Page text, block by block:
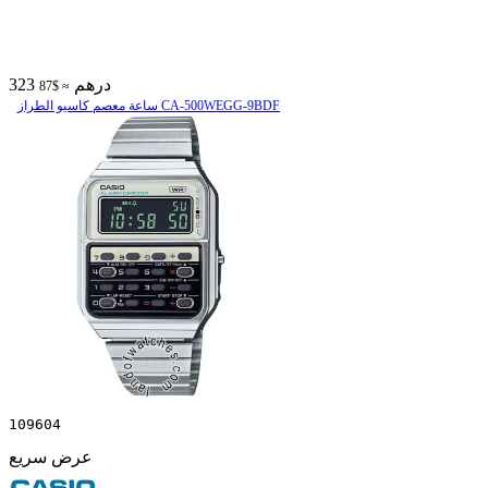
323 درهم ≈ $87
ساعة معصم کاسیو الطراز CA-500WEGG-9BDF
109604
عرض سريع